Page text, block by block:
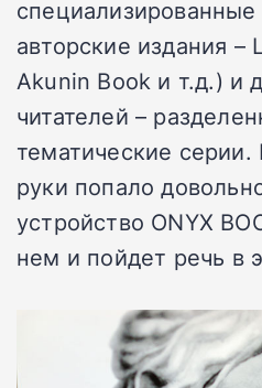
авторские издания –
Akunin Book и т.д.) и
читателей –
тематические
руки попало
устройство ONYX
нем и пойдет речь в